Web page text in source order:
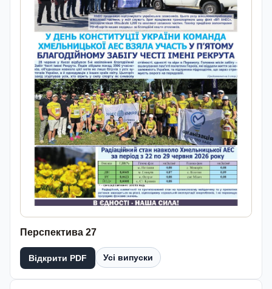
Перспектива 27
Відкрити PDF Усі випуски